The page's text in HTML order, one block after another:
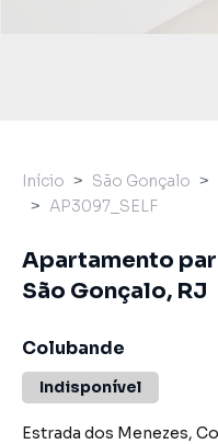
Início São Gonçalo
AP3097_SELF
Apartamento
São Gonçalo, RJ
Colubande
Indisponível
Estrada dos Menezes,